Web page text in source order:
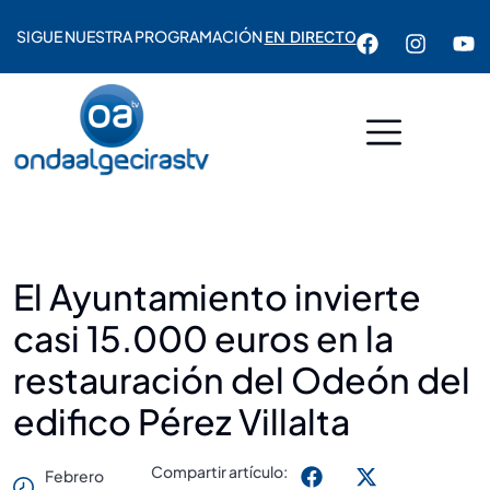
SIGUE NUESTRA PROGRAMACIÓNEN DIRECTO
El Ayuntamiento invierte
casi 15.000 euros en la
restauración del Odeón del
edifico Pérez Villalta
Febrero
Compartir artículo: